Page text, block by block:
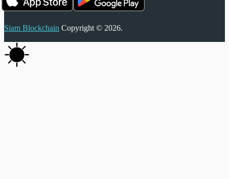
Siam Blockchain Copyright © 2026.